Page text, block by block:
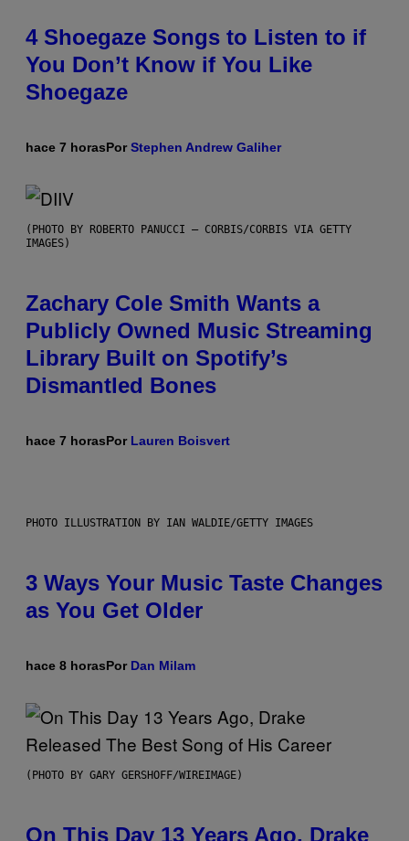
4 Shoegaze Songs to Listen to if
You Don’t Know if You Like
Shoegaze
hace 7 horasPorStephen Andrew Galiher
(PHOTO BY ROBERTO PANUCCI – CORBIS/CORBIS VIA GETTY
IMAGES)
Zachary Cole Smith Wants a
Publicly Owned Music Streaming
Library Built on Spotify’s
Dismantled Bones
hace 7 horasPor Lauren Boisvert
PHOTO ILLUSTRATION BY IAN WALDIE/GETTY IMAGES
3 Ways Your Music Taste Changes
as You Get Older
hace 8 horasPor Dan Milam
(PHOTO BY GARY GERSHOFF/WIREIMAGE)
On This Day 13 Years Ago, Drake